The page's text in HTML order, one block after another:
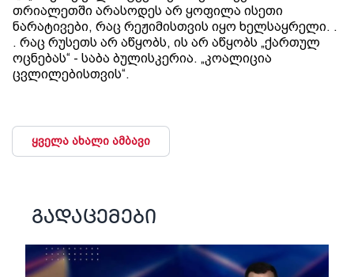
თრიალეთში არასოდეს არ ყოფილა ისეთი
ნარატივები, რაც რეჟიმისთვის იყო ხელსაყრელი. .
. რაც რუსეთს არ აწყობს, ის არ აწყობს „ქართულ
ოცნებას“ - საბა ბულისკერია. „კოალიცია
ცვლილებისთვის“.
ყველა ახალი ამბავი
გადაცემები